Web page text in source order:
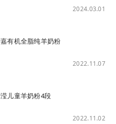
2024.03.01
有机全脂纯羊奶粉
2022.11.07
儿童羊奶粉4段
2022.11.02